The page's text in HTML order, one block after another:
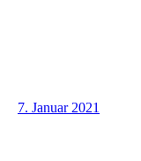
7. Januar 2021